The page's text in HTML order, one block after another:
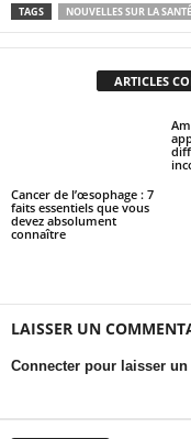
TAGS NOUVELLES SUR LA SANTÉ
ARTICLES
Cancer de l’œsophage : 7
faits essentiels que vous
devez absolument
connaître
LAISSER UN
Connecter pour laisser